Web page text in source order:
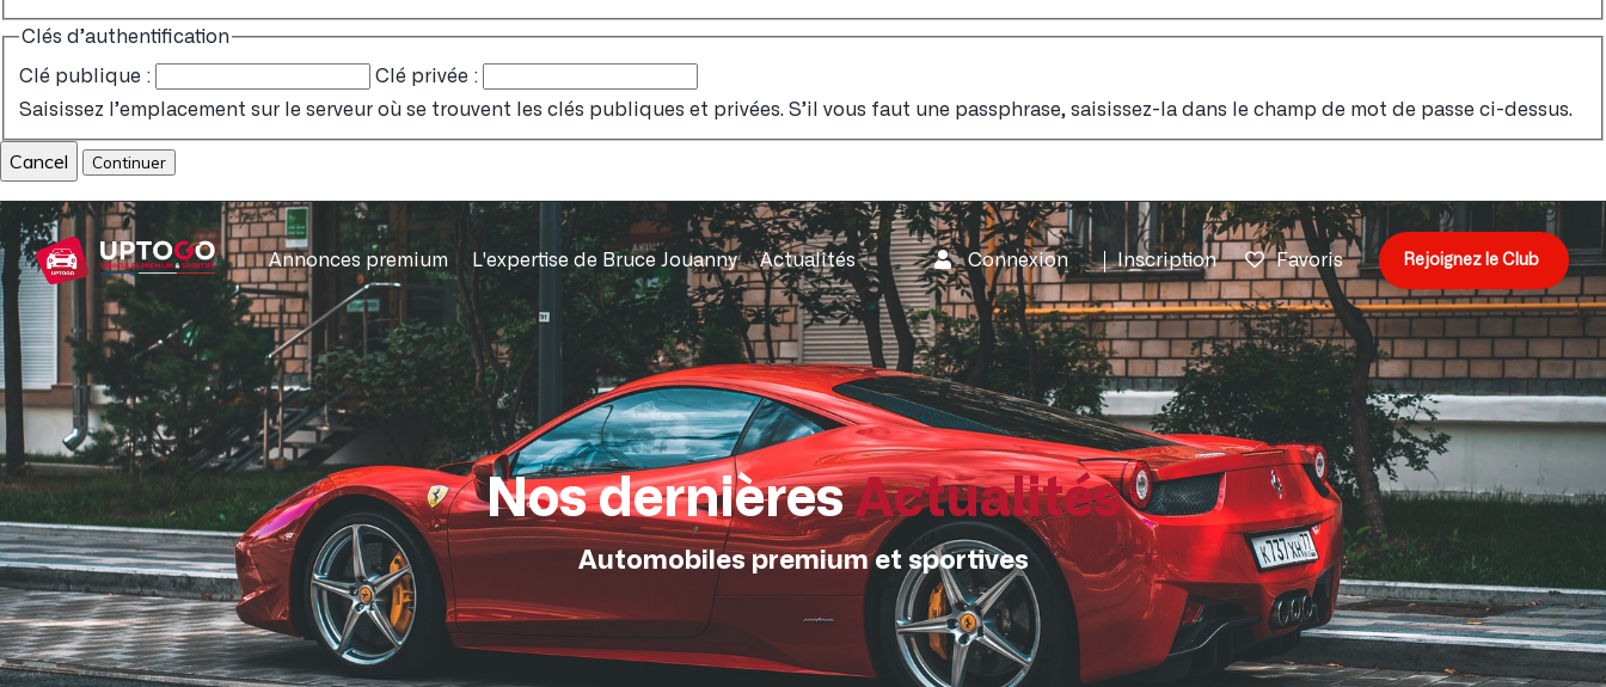
Clés d’authentification
Clé publique :
Clé privée :
Saisissez l’emplacement sur le serveur où se trouvent les clés publiques et privées. S’il vous faut une passphrase, saisissez-la dans le champ de mot de passe ci-dessus.
Cancel
Annonces premium L'expertise de Bruce Jouanny Actualités Connexion Inscription Favoris Rejoignez le Club
Nos dernièresActualités
Automobiles premium et sportives